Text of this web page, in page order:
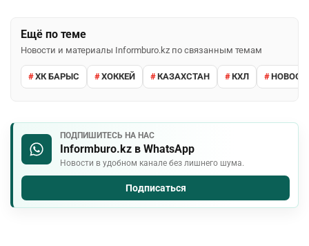
Ещё по теме
Новости и материалы Informburo.kz по связанным темам
ХК БАРЫС ХОККЕЙ КАЗАХСТАН КХЛ
ПОДПИШИТЕСЬ НА НАС
Informburo.kz в WhatsApp
Новости в удобном канале без лишнего шума.
Подписаться